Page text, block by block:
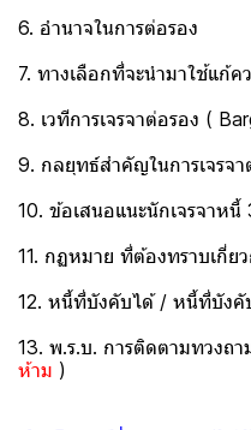
6. อำนาจในการต่อรอง
7. ทางเลือกที่จะนำมาใช้แก้ค
8. เวทีการเจรจาต่อรอง (
9. กลยุทธ์สำคัญในการเจรจ
10. ข้อเสนอแนะนักเจรจาหนี้
11. กฏหมาย ที่ต้องทราบเกี่ย
12. หนี้ที่บังคับได้ / หนี้ที่บังคั
13. พ.ร.บ. การติดตามทวงถ
ห้าม )